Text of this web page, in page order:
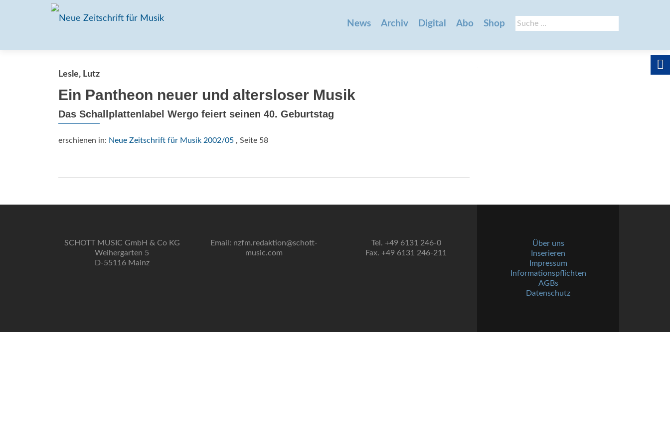
Suche
nach:
News Archiv Digital Abo Shop
Lesle, Lutz
Ein Pantheon neuer und altersloser Musik
Das Schallplattenlabel Wergo feiert seinen 40. Geburtstag
erschienen in: Neue Zeitschrift für Musik 2002/05 , Seite 58
SCHOTT MUSIC GmbH & Co KG
Weihergarten 5
D-55116 Mainz
Email: nzfm.redaktion@schott-
music.com
Tel. +49 6131 246-0
Fax. +49 6131 246-211
Über uns
Inserieren
Impressum
Informationspflichten
AGBs
Datenschutz